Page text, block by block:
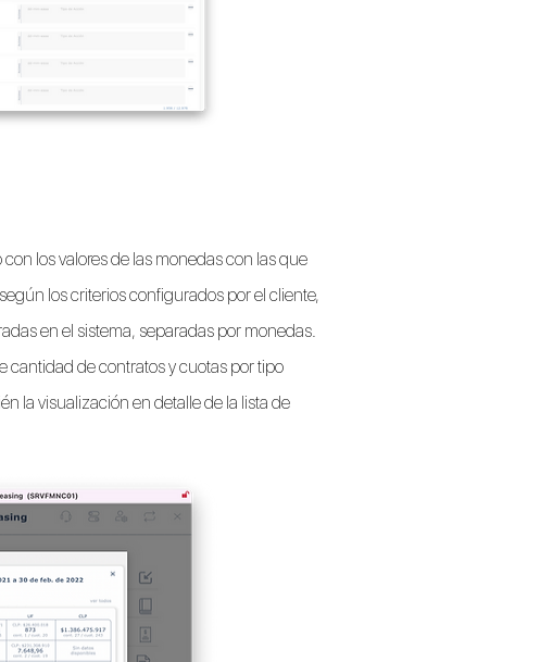
los valores de las monedas con las que
los criterios configurados por el cliente,
en el sistema, separadas por monedas.
cantidad de contratos y cuotas por tipo
la visualización en detalle de la lista de